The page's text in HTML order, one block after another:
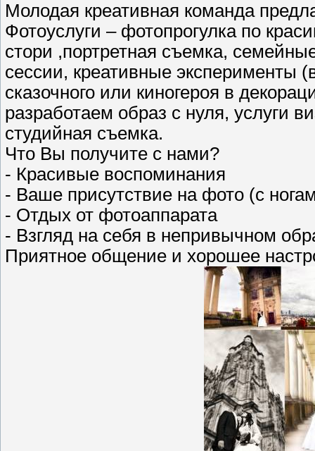
Молодая креативная команда
Фотоуслуги – фотопрогулка по
стори ,портретная съемка,
сессии, креативные эксперименты
сказочного или киногероя в
разработаем образ с нуля, услуги
студийная съемка.
Что Вы получите с нами?
- Красивые воспоминания
- Ваше присутствие на фото (с
- Отдых от фотоаппарата
- Взгляд на себя в непривычном
Приятное общение и хорошее